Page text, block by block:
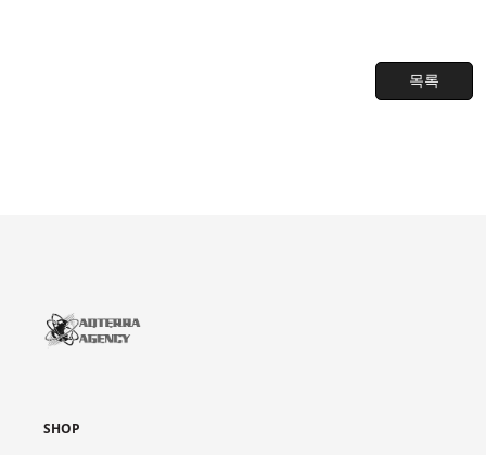
목록
SHOP